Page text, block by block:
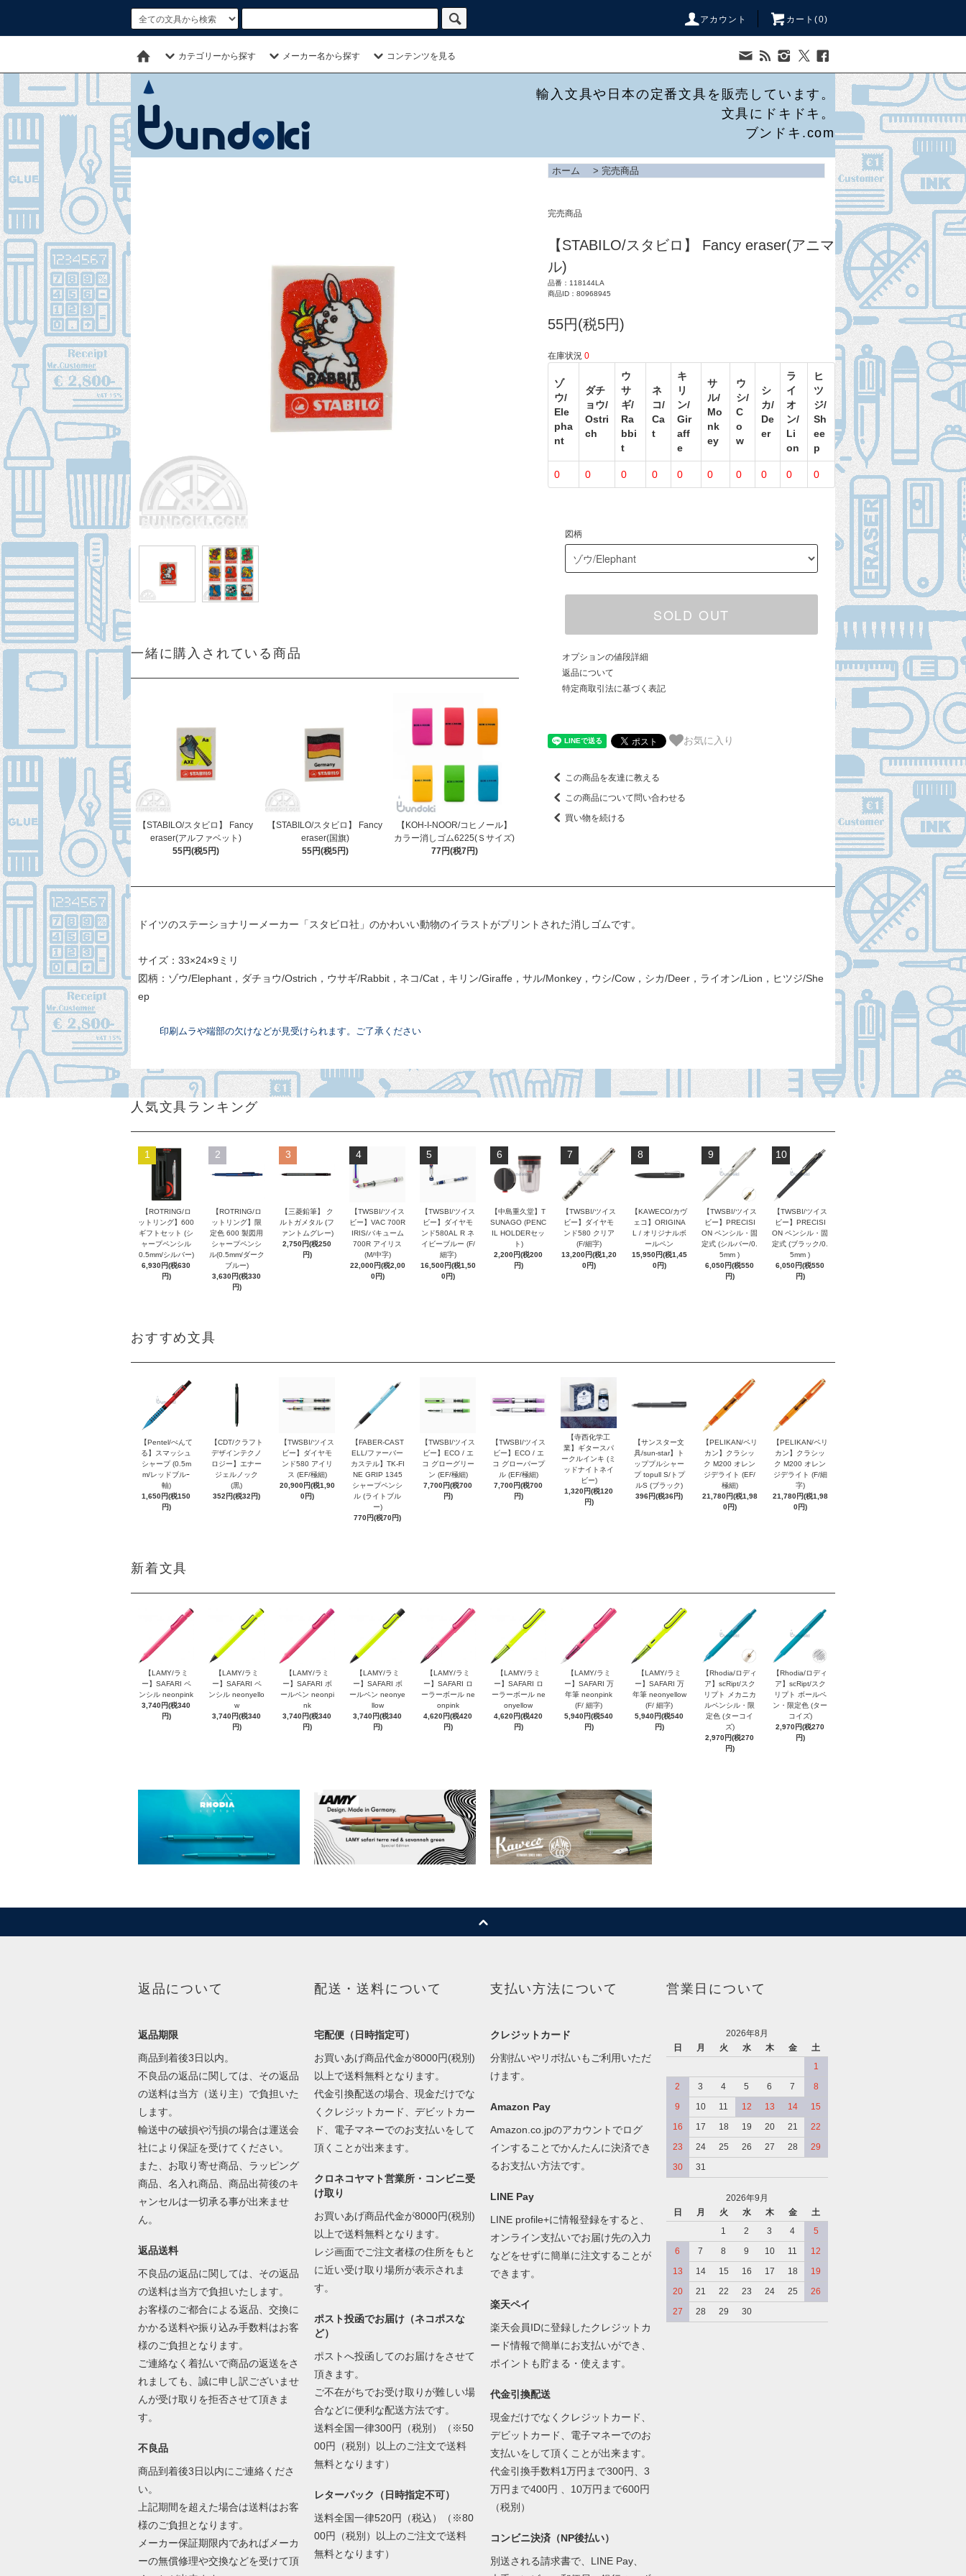
アカウント カート(0)
カテゴリーから探す メーカー名から探す コンテンツを見る
輸入文具や日本の定番文具を販売しています。
文具にドキドキ。
ブンドキ.com
一緒に購入されている商品
【STABILO/スタビロ】 Fancy
eraser(アルファベット)
55円(税5円)
【STABILO/スタビロ】 Fancy
eraser(国旗)
55円(税5円)
【KOH-I-NOOR/コヒノール】
カラー消しゴム6225(Ｓサイズ)
77円(税7円)
ホーム > 完売商品
完売商品
【STABILO/スタビロ】 Fancy eraser(アニマ
ル)
品番：118144LA
商品ID：80968945
55円(税5円)
在庫状況 0
ゾ
ウ/
Ele
pha
nt
ダチ
ョウ/
Ostri
ch
ウ
サ
ギ/
Ra
bbi
t
ネ
コ/
Ca
t
キ
リ
ン/
Gir
aff
e
サ
ル/
Mo
nk
ey
ウ
シ/
C
o
w
シ
カ/
De
er
ラ
イ
オ
ン/
Li
on
ヒ
ツ
ジ/
Sh
ee
p
0 0 0 0 0 0 0 0 0 0
図柄
SOLD OUT
オプションの値段詳細
返品について
特定商取引法に基づく表記
お気に入り
この商品を友達に教える
この商品について問い合わせる
買い物を続ける
ドイツのステーショナリーメーカー「スタビロ社」のかわいい動物のイラストがプリントされた消しゴムです。
サイズ：33×24×9ミリ
図柄：ゾウ/Elephant，ダチョウ/Ostrich，ウサギ/Rabbit，ネコ/Cat，キリン/Giraffe，サル/Monkey，ウシ/Cow，シカ/Deer，ライオン/Lion，ヒツジ/She
ep
印刷ムラや端部の欠けなどが見受けられます。ご了承ください
人気文具ランキング
1
【ROTRING/ロ
ットリング】600
ギフトセット (シ
ャープペンシル
0.5mm/シルバー)
6,930円(税630
円)
2
【ROTRING/ロ
ットリング】限
定色 600 製図用
シャープペンシ
ル(0.5mm/ダーク
ブルー)
3,630円(税330
円)
3
【三菱鉛筆】 ク
ルトガメタル (フ
ァントムグレー)
2,750円(税250
円)
4
【TWSBI/ツイス
ビー】VAC 700R
IRIS/バキューム
700R アイリス
(M/中字)
22,000円(税2,00
0円)
5
【TWSBI/ツイス
ビー】ダイヤモ
ンド580AL R ネ
イビーブルー (F/
細字)
16,500円(税1,50
0円)
6
【中島重久堂】T
SUNAGO (PENC
IL HOLDERセッ
ト)
2,200円(税200
円)
7
【TWSBI/ツイス
ビー】ダイヤモ
ンド580 クリア
(F/細字)
13,200円(税1,20
0円)
8
【KAWECO/カヴ
ェコ】ORIGINA
L / オリジナルボ
ールペン
15,950円(税1,45
0円)
9
【TWSBI/ツイス
ビー】PRECISI
ON ペンシル・固
定式 (シルバー/0.
5mm )
6,050円(税550
円)
10
【TWSBI/ツイス
ビー】PRECISI
ON ペンシル・固
定式 (ブラック/0.
5mm )
6,050円(税550
円)
おすすめ文具
【Pentel/ぺんて
る】スマッシュ
シャープ (0.5m
m/レッドブルｰ
軸)
1,650円(税150
円)
【CDT/クラフト
デザインテクノ
ロジー】エナー
ジェルノック
(黒)
352円(税32円)
【TWSBI/ツイス
ビー】ダイヤモ
ンド580 アイリ
ス (EF/極細)
20,900円(税1,90
0円)
【FABER-CAST
ELL/ファーバー
カステル】TK-FI
NE GRIP 1345
シャープペンシ
ル (ライトブル
ー)
770円(税70円)
【TWSBI/ツイス
ビー】ECO / エ
コ グローグリー
ン (EF/極細)
7,700円(税700
円)
【TWSBI/ツイス
ビー】ECO / エ
コ グローパープ
ル (EF/極細)
7,700円(税700
円)
【寺西化学工
業】ギタースパ
ークルインキ (ミ
ッドナイトネイ
ビー)
1,320円(税120
円)
【サンスター文
具/sun-star】ト
ッププルシャー
プ topull S/トプ
ルS (ブラック)
396円(税36円)
【PELIKAN/ペリ
カン】クラシッ
ク M200 オレン
ジデライト (EF/
極細)
21,780円(税1,98
0円)
【PELIKAN/ペリ
カン】クラシッ
ク M200 オレン
ジデライト (F/細
字)
21,780円(税1,98
0円)
新着文具
【LAMY/ラミ
ー】SAFARI ペ
ンシル neonpink
3,740円(税340
円)
【LAMY/ラミ
ー】SAFARI ペ
ンシル neonyello
w
3,740円(税340
円)
【LAMY/ラミ
ー】SAFARI ボ
ールペン neonpi
nk
3,740円(税340
円)
【LAMY/ラミ
ー】SAFARI ボ
ールペン neonye
llow
3,740円(税340
円)
【LAMY/ラミ
ー】SAFARI ロ
ーラーボール ne
onpink
4,620円(税420
円)
【LAMY/ラミ
ー】SAFARI ロ
ーラーボール ne
onyellow
4,620円(税420
円)
【LAMY/ラミ
ー】SAFARI 万
年筆 neonpink
(F/ 細字)
5,940円(税540
円)
【LAMY/ラミ
ー】SAFARI 万
年筆 neonyellow
(F/ 細字)
5,940円(税540
円)
【Rhodia/ロディ
ア】scRipt/スク
リプト メカニカ
ルペンシル・限
定色 (ターコイ
ズ)
2,970円(税270
円)
【Rhodia/ロディ
ア】scRipt/スク
リプト ボールペ
ン・限定色 (ター
コイズ)
2,970円(税270
円)
返品について
返品期限
商品到着後3日以内。
不良品の返品に関しては、その返品
の送料は当方（送り主）で負担いた
します。
輸送中の破損や汚損の場合は運送会
社により保証を受けてください。
また、お取り寄せ商品、ラッピング
商品、名入れ商品、商品出荷後のキ
ャンセルは一切承る事が出来ませ
ん。
返品送料
不良品の返品に関しては、その返品
の送料は当方で負担いたします。
お客様のご都合による返品、交換に
かかる送料や振り込み手数料はお客
様のご負担となります。
ご連絡なく着払いで商品の返送をさ
れましても、誠に申し訳ございませ
んが受け取りを拒否させて頂きま
す。
不良品
商品到着後3日以内にご連絡くださ
い。
上記期間を超えた場合は送料はお客
様のご負担となります。
メーカー保証期限内であればメーカ
ーの無償修理や交換などを受けて頂
配送・送料について
宅配便（日時指定可）
お買いあげ商品代金が8000円(税別)
以上で送料無料となります。
代金引換配送の場合、現金だけでな
くクレジットカード、デビットカー
ド、電子マネーでのお支払いをして
頂くことが出来ます。
クロネコヤマト営業所・コンビニ受
け取り
お買いあげ商品代金が8000円(税別)
以上で送料無料となります。
レジ画面でご注文者様の住所をもと
に近い受け取り場所が表示されま
す。
ポスト投函でお届け（ネコポスな
ど）
ポストへ投函してのお届けをさせて
頂きます。
ご不在がちでお受け取りが難しい場
合などに便利な配送方法です。
送料全国一律300円（税別）（※50
00円（税別）以上のご注文で送料
無料となります）
レターパック（日時指定不可）
送料全国一律520円（税込）（※80
00円（税別）以上のご注文で送料
無料となります）
支払い方法について
クレジットカード
分割払いやリボ払いもご利用いただ
けます。
Amazon Pay
Amazon.co.jpのアカウントでログ
インすることでかんたんに決済でき
るお支払い方法です。
LINE Pay
LINE profile+に情報登録をすると、
オンライン支払いでお届け先の入力
などをせずに簡単に注文することが
できます。
楽天ペイ
楽天会員IDに登録したクレジットカ
ード情報で簡単にお支払いができ、
ポイントも貯まる・使えます。
代金引換配送
現金だけでなくクレジットカード、
デビットカード、電子マネーでのお
支払いをして頂くことが出来ます。
代金引換手数料1万円まで300円、3
万円まで400円 、10万円まで600円
（税別）
コンビニ決済（NP後払い）
別送される請求書で、LINE Pay、
営業日について
2026年8月
日
月 火 水 木 金
土
1
2
3 4 5 6 7
8
9
10 11 12 13 14
15
16
17 18 19 20 21
22
23
24 25 26 27 28
29
30
31
2026年9月
日
月 火 水 木 金
土
1
2 3 4
5
6
7 8 9 10 11
12
13
14 15 16 17 18
19
20
21 22 23 24 25
26
27
28 29 30